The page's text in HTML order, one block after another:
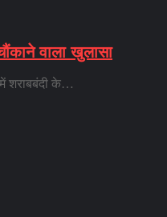
वाला खुलासा
शराबबंदी के…